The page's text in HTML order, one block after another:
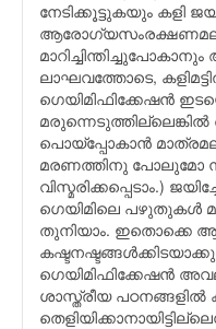
നേടിക്കൂട്ടുകയും കളി
ലാഘവത്തോടെ,
ഗെയിമിഫിക്കേഷന്‍
പൊയ്പ്പോകാന്‍
മരണത്തിനു പോലുമോ
വിസ്മരിക്കപ്പെടാം.)
ഗെയിമിലെ പഴുതുകള്‍
തുനിയാം. ഇതൊക്കെ
ഗെയിമിഫിക്കേഷന്‍
ശാസ്ത്രീയ